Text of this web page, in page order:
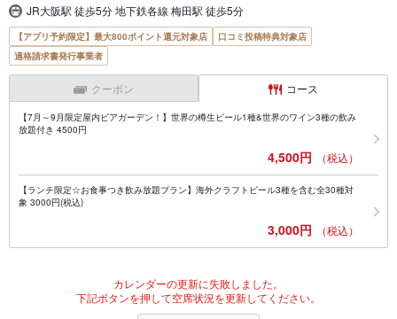
JR大阪駅 徒歩5分 地下鉄各線 梅田駅 徒歩5分
【アプリ予約限定】最大800ポイント還元対象店
口コミ投稿特典対象店
適格請求書発行事業者
クーポン コース
【7月～9月限定屋内ビアガーデン！】世界の樽生ビール1種&世界のワイン3種の飲み
放題付き 4500円
4,500円 （税込）
【ランチ限定☆お食事つき飲み放題プラン】海外クラフトビール3種を含む全30種対
象 3000円(税込)
3,000円 （税込）
カレンダーの更新に失敗しました。
下記ボタンを押して空席状況を更新してください。